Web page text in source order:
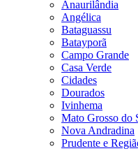
Anaurilândia
Angélica
Bataguassu
Batayporã
Campo Grande
Casa Verde
Cidades
Dourados
Ivinhema
Mato Grosso do
Nova Andradina
Prudente e